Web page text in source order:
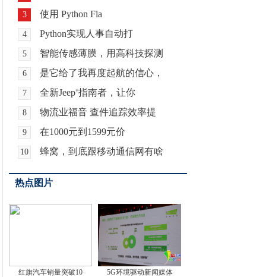
3 使用 Python Fla
4 Python实现人事自动打
5 智能传感薄膜，用高科技探测
6 是它给了我再度起航的信心，
7 全新Jeep⁺指南者，让你
8 物流业福音 查件追踪效率提
9 在1000元到1599元价
10 蜂窝，到底跟移动通信网有啥
热点图片
红旗汽车销量突破10 5G环境驱动新闻媒体